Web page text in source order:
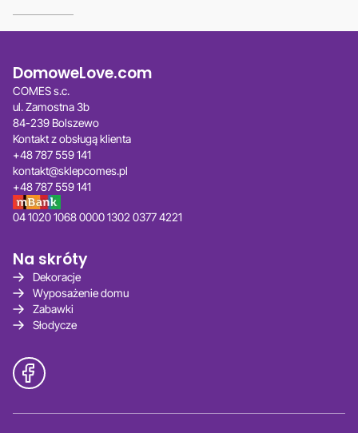
DomoweLove.com
COMES s.c.
ul. Zamostna 3b
84-239 Bolszewo
Kontakt z obsługą klienta
+48 787 559 141
kontakt@sklepcomes.pl
+48 787 559 141
04 1020 1068 0000 1302 0377 4221
Na skróty
Dekoracje
Wyposażenie domu
Zabawki
Słodycze